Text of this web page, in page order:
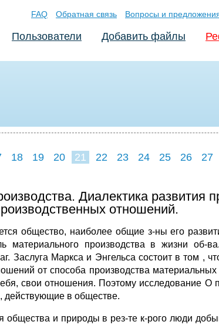
FAQ Обратная связь Вопросы и
Пользователи Добавить файлы
18 19 20 21 22 23 24 25 26 27
Диалектика развития
отношений.
общество, наиболее общие з-ны его
материального производства в жизни об-
Заслуга Маркса и Энгельса состоит в том ,
от способа производства
свои отношения. Поэтому исследование О
действующие в обществе.
общества и природы в рез-те к-рого люди